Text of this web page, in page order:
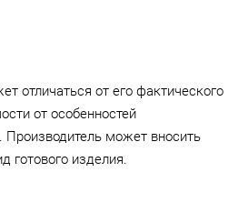
отличаться от его фактического
от особенностей
Производитель может вносить
готового изделия.